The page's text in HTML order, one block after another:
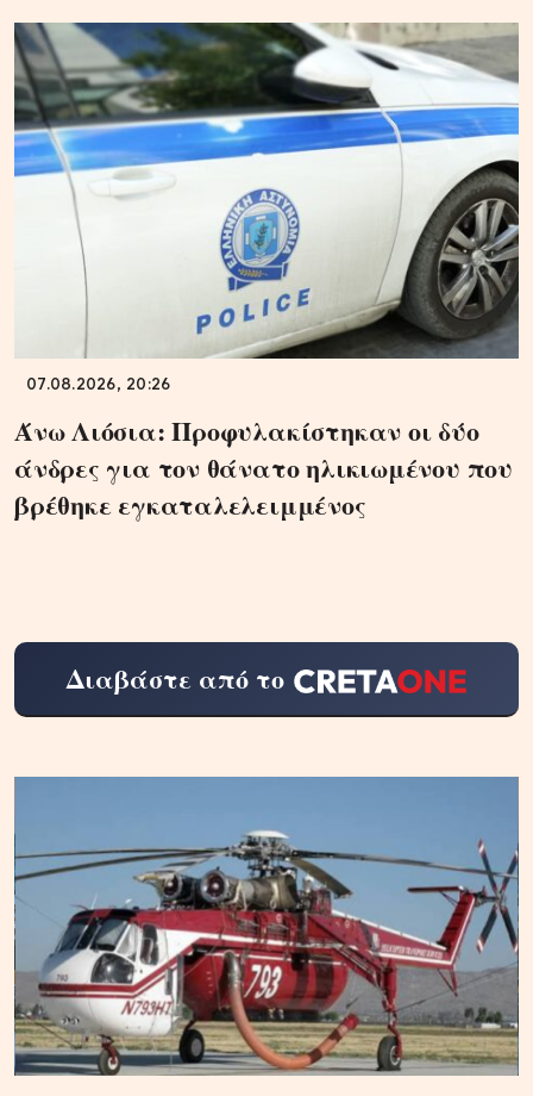
07.08.2026, 20:26
Άνω Λιόσια: Προφυλακίστηκαν οι δύο
άνδρες για τον θάνατο ηλικιωμένου που
βρέθηκε εγκαταλελειμμένος
Διαβάστε από το